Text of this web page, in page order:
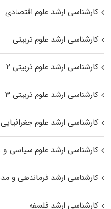
کارشناسی ارشد علوم اقتصادی
کارشناسی ارشد علوم تربیتی
کارشناسی ارشد علوم تربیتی ۲
کارشناسی ارشد علوم تربیتی ۳
کارشناسی ارشد علوم جغرافیایی
کارشناسی ارشد علوم سیاسی و
کارشناسی ارشد فرماندهی و
کارشناسی ارشد فلسفه